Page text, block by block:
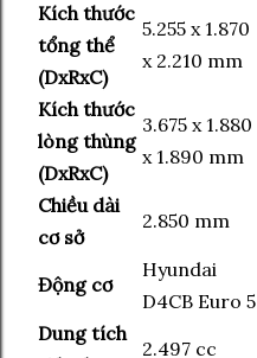
Kích thước
tổng thể
(DxRxC)
5.255 x 1.870
x 2.210 mm
Kích thước
lòng thùng
(DxRxC)
3.675 x 1.880
x 1.890 mm
Chiều dài
cơ sở
2.850 mm
Động cơ
Hyundai
D4CB Euro 5
Dung tích
2.497 cc